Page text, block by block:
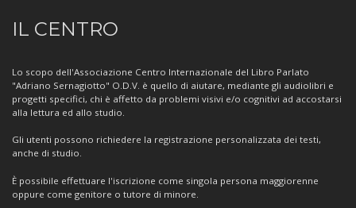
Informazioni
sul
Centro
IL CENTRO
Lo scopo dell'Associazione Centro Internazionale del Libro Parlato
"Adriano Sernagiotto" O.D.V. è quello di aiutare, mediante gli audiolibri e
progetti specifici, chi è affetto da problemi visivi e/o cognitivi ad accostarsi
alla lettura ed allo studio.
Gli utenti possono richiedere la registrazione personalizzata dei testi,
anche di studio.
È possibile effettuare l'iscrizione come singola persona maggiorenne
oppure come genitore o tutore di minore.